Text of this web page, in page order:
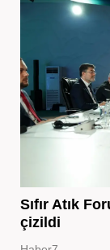
Sıfır Atık
çizildi